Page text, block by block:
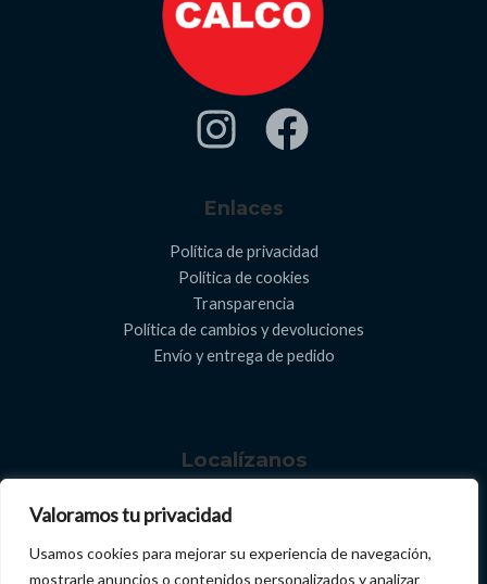
Valoramos tu privacidad
Usamos cookies para mejorar su experiencia de navegación,
mostrarle anuncios o contenidos personalizados y analizar
Enlaces
Política de privacidad
Política de cookies
Transparencia
Política de cambios y devoluciones
Envío y entrega de pedido​
Localízanos
C. de San Andrés, 38639, Santa Cruz de Tenerife.